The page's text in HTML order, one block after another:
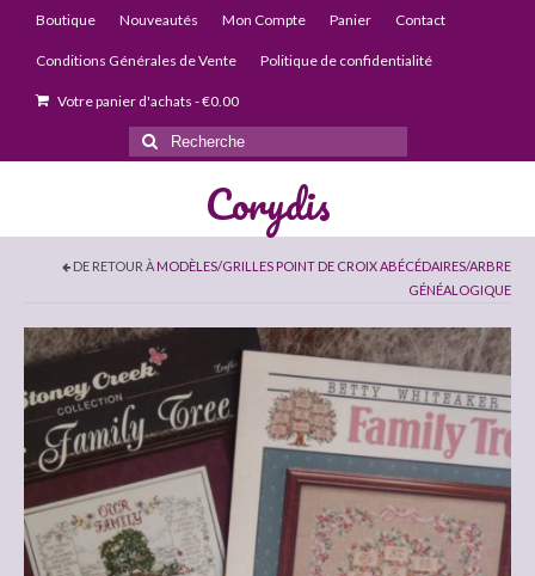
Boutique Nouveautés Mon Compte Panier Contact
Conditions Générales de Vente Politique de confidentialité
Votre panier d'achats -€0.00
Rechercher
:
Corydis
DE RETOUR À MODÈLES/GRILLES POINT DE CROIX ABÉCÉDAIRES/ARBRE
GÉNÉALOGIQUE